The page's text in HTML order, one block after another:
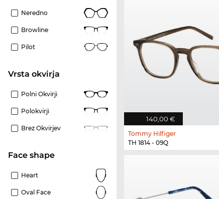
Neredno
Browline
Pilot
Vrsta okvirja
Polni Okvirji
Polokvirji
Brez Okvirjev
Face shape
Heart
Oval Face
140,00 €
Tommy Hilfiger
TH 1814 - 09Q